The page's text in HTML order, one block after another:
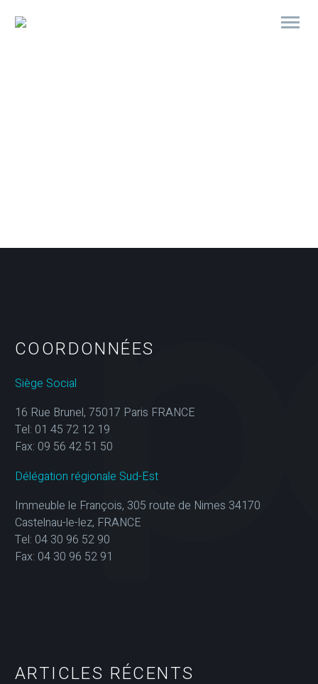
COORDONNÉES
Siège Social
16 Rue Brunel, 75017 Paris FRANCE
Tel: 01 45 72 12 19
Fax: 09 56 42 51 50
Délégation régionale Sud-Est
Immeuble le François, 305 route de Nimes 34170
Castelnau-le-lez, FRANCE
Tel: 04 30 96 52 90
Fax: 04 30 96 52 91
ARTICLES RÉCENTS